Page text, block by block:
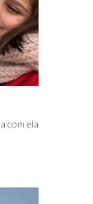
com ela